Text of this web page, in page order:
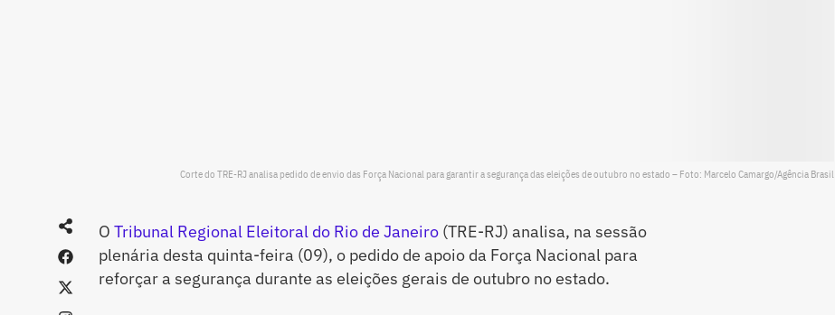
Corte do TRE-RJ analisa pedido de envio das Força Nacional para garantir a segurança das eleições de outubro no estado – Foto: Marcelo Camargo/Agência Brasil
O Tribunal Regional Eleitoral do Rio de Janeiro(TRE-RJ) analisa, na sessão
plenária desta quinta-feira (09), o pedido de apoio da Força Nacional para
reforçar a segurança durante as eleições gerais de outubro no estado.